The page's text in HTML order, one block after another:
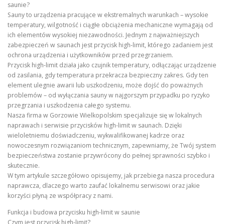
saunie?
Sauny to urządzenia pracujące w ekstremalnych warunkach – wysokie
temperatury, wilgotność i ciągłe obciążenia mechaniczne wymagają od
ich elementów wysokiej niezawodności. Jednym z najważniejszych
zabezpieczeń w saunach jest przycisk high-limit, którego zadaniem jest
ochrona urządzenia i użytkowników przed przegrzaniem.
Przycisk high-limit działa jako czujnik temperatury, odłączając urządzenie
od zasilania, gdy temperatura przekracza bezpieczny zakres. Gdy ten
element ulegnie awarii lub uszkodzeniu, może dojść do poważnych
problemów – od wyłączania sauny w najgorszym przypadku po ryzyko
przegrzania i uszkodzenia całego systemu.
Nasza firma w Gorzowie Wielkopolskim specjalizuje się w lokalnych
naprawach i serwisie przycisków high-limit w saunach. Dzięki
wieloletniemu doświadczeniu, wykwalifikowanej kadrze oraz
nowoczesnym rozwiązaniom technicznym, zapewniamy, że Twój system
bezpieczeństwa zostanie przywrócony do pełnej sprawności szybko i
skutecznie.
W tym artykule szczegółowo opisujemy, jak przebiega nasza procedura
naprawcza, dlaczego warto zaufać lokalnemu serwisowi oraz jakie
korzyści płyną ze współpracy z nami.
Funkcja i budowa przycisku high-limit w saunie